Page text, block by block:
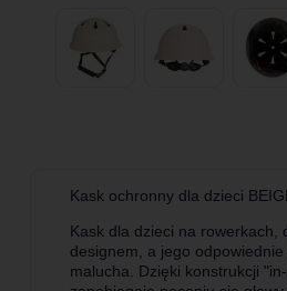
Kask ochronny dla dzieci
Kask dla dzieci na rowerkach,
designem, a jego
malucha. Dzięki konstrukcji